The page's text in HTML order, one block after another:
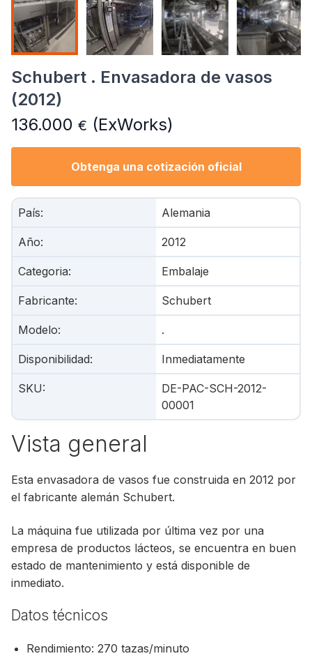
Schubert . Envasadora de vasos
(2012)
136.000 € (ExWorks)
Obtenga una cotización oficial
País: Alemania
Año: 2012
Categoria: Embalaje
Fabricante: Schubert
Modelo: .
Disponibilidad: Inmediatamente
SKU:
DE-PAC-SCH-2012-
00001
Vista general
Esta envasadora de vasos fue construida en 2012 por
el fabricante alemán Schubert.
La máquina fue utilizada por última vez por una
empresa de productos lácteos, se encuentra en buen
estado de mantenimiento y está disponible de
inmediato.
Datos técnicos
Rendimiento: 270 tazas/minuto